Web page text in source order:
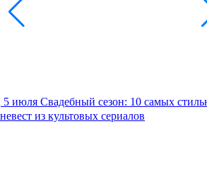
5 июля Свадебный сезон: 10 самых
невест из культовых сериалов